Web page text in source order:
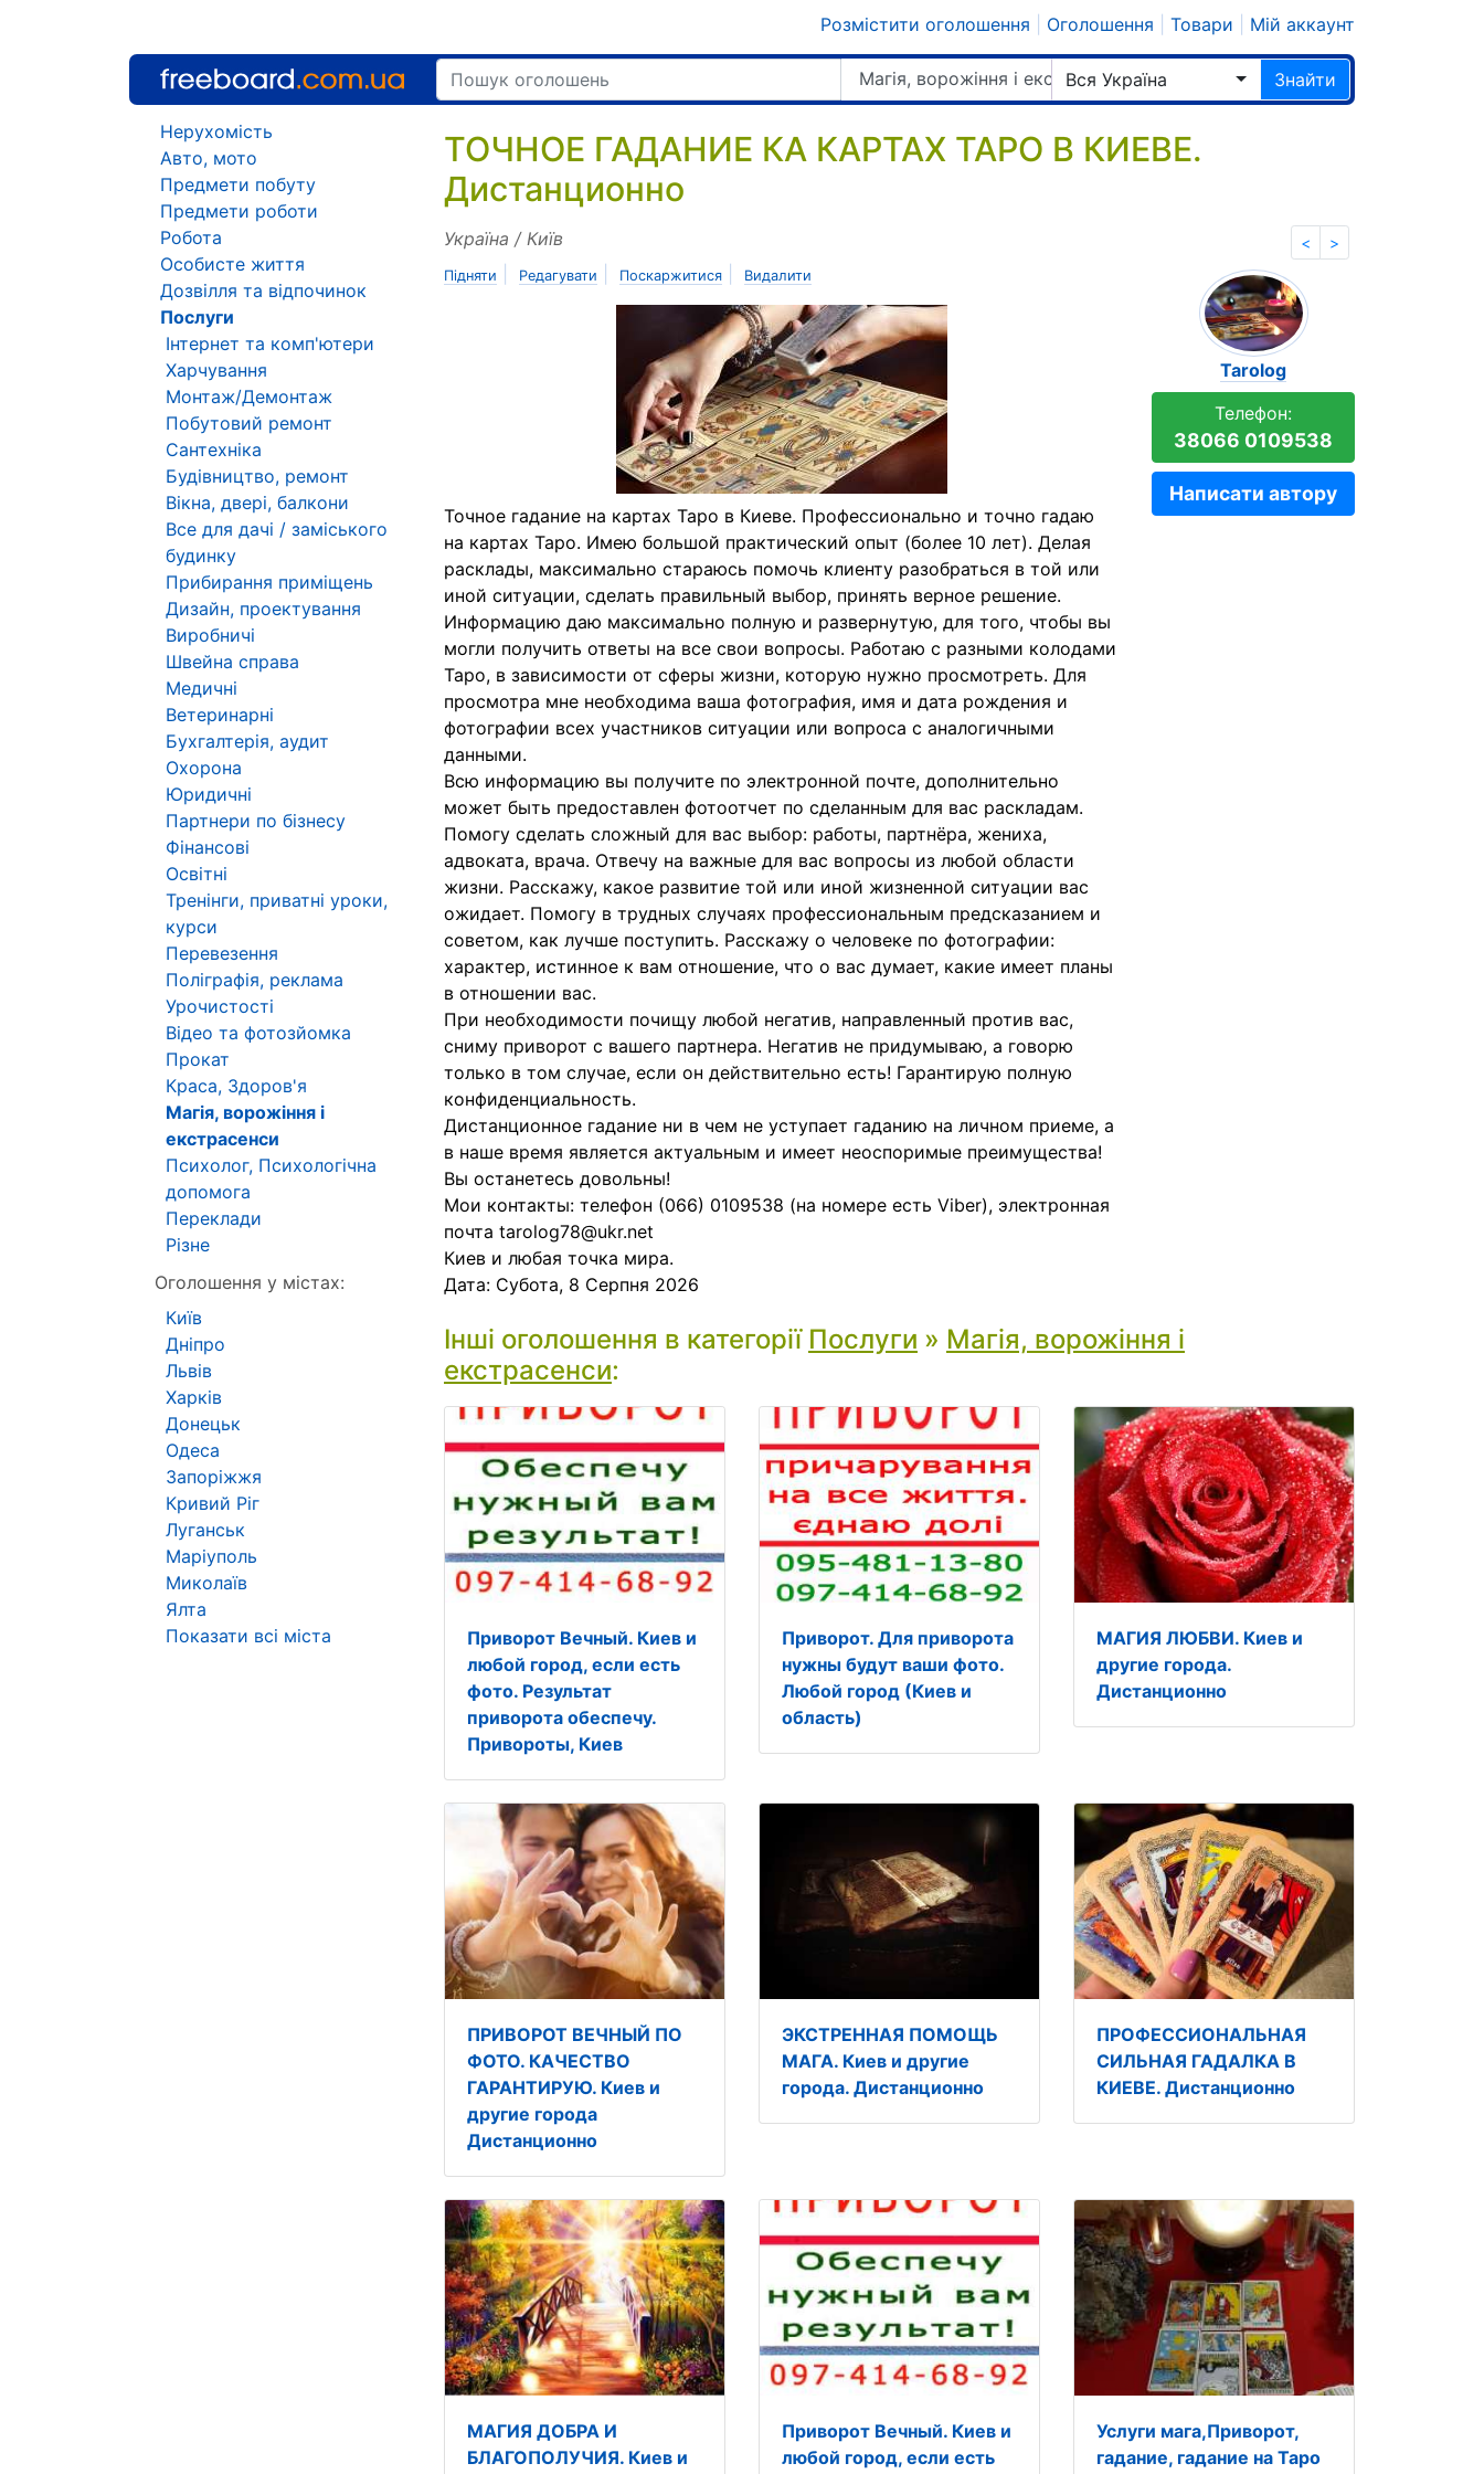
Розмістити оголошення Оголошення Товари Мій аккаунт
Магія, ворожіння і екстрасенси
Вся Україна Знайти
ТОЧНОЕ ГАДАНИЕ КА КАРТАХ ТАРО В КИЕВЕ.
Дистанционно
< >
Україна / Київ
Підняти Редагувати Поскаржитися Видалити
Точное гадание на картах Таро в Киеве. Профессионально и точно гадаю
на картах Таро. Имею большой практический опыт (более 10 лет). Делая
расклады, максимально стараюсь помочь клиенту разобраться в той или
иной ситуации, сделать правильный выбор, принять верное решение.
Информацию даю максимально полную и развернутую, для того, чтобы вы
могли получить ответы на все свои вопросы. Работаю с разными колодами
Таро, в зависимости от сферы жизни, которую нужно просмотреть. Для
просмотра мне необходима ваша фотография, имя и дата рождения и
фотографии всех участников ситуации или вопроса с аналогичными
данными.
Всю информацию вы получите по электронной почте, дополнительно
может быть предоставлен фотоотчет по сделанным для вас раскладам.
Помогу сделать сложный для вас выбор: работы, партнёра, жениха,
адвоката, врача. Отвечу на важные для вас вопросы из любой области
жизни. Расскажу, какое развитие той или иной жизненной ситуации вас
ожидает. Помогу в трудных случаях профессиональным предсказанием и
советом, как лучше поступить. Расскажу о человеке по фотографии:
характер, истинное к вам отношение, что о вас думает, какие имеет планы
в отношении вас.
При необходимости почищу любой негатив, направленный против вас,
сниму приворот с вашего партнера. Негатив не придумываю, а говорю
только в том случае, если он действительно есть! Гарантирую полную
конфиденциальность.
Дистанционное гадание ни в чем не уступает гаданию на личном приеме, а
в наше время является актуальным и имеет неоспоримые преимущества!
Вы останетесь довольны!
Мои контакты: телефон (066) 0109538 (на номере есть Viber), электронная
почта tarolog78@ukr.net
Киев и любая точка мира.
Дата: Субота, 8 Серпня 2026
Tarolog
Телефон:
38066 0109538
Написати автору
Інші оголошення в категорії Послуги » Магія, ворожіння і
екстрасенси:
Приворот Вечный. Киев и
любой город, если есть
фото. Результат
приворота обеспечу.
Привороты, Киев
Приворот. Для приворота
нужны будут ваши фото.
Любой город (Киев и
область)
МАГИЯ ЛЮБВИ. Киев и
другие города.
Дистанционно
ПРИВОРОТ ВЕЧНЫЙ ПО
ФОТО. КАЧЕСТВО
ГАРАНТИРУЮ. Киев и
другие города
Дистанционно
ЭКСТРЕННАЯ ПОМОЩЬ
МАГА. Киев и другие
города. Дистанционно
ПРОФЕССИОНАЛЬНАЯ
СИЛЬНАЯ ГАДАЛКА В
КИЕВЕ. Дистанционно
МАГИЯ ДОБРА И
БЛАГОПОЛУЧИЯ. Киев и
Приворот Вечный. Киев и
любой город, если есть
Услуги мага,Приворот,
гадание, гадание на Таро
Нерухомість
Авто, мото
Предмети побуту
Предмети роботи
Робота
Особисте життя
Дозвілля та відпочинок
Послуги
Інтернет та комп'ютери
Харчування
Монтаж/Демонтаж
Побутовий ремонт
Сантехніка
Будівництво, ремонт
Вікна, двері, балкони
Все для дачі / заміського
будинку
Прибирання приміщень
Дизайн, проектування
Виробничі
Швейна справа
Медичні
Ветеринарні
Бухгалтерія, аудит
Охорона
Юридичні
Партнери по бізнесу
Фінансові
Освітні
Тренінги, приватні уроки,
курси
Перевезення
Поліграфія, реклама
Урочистості
Відео та фотозйомка
Прокат
Краса, Здоров'я
Магія, ворожіння і
екстрасенси
Психолог, Психологічна
допомога
Переклади
Різне
Оголошення у містах:
Київ
Дніпро
Львів
Харків
Донецьк
Одеса
Запоріжжя
Кривий Ріг
Луганськ
Маріуполь
Миколаїв
Ялта
Показати всі міста